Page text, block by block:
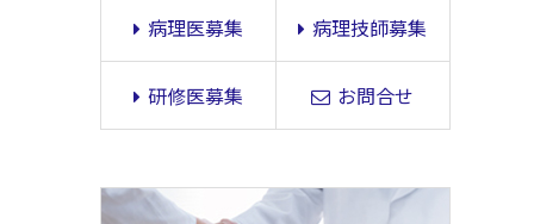
病理医募集 病理技師募集
研修医募集 お問合せ